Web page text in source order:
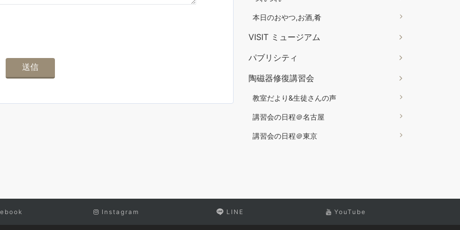
本日のおやつ,お酒,肴
VISIT ミュージアム
パブリシティ
陶磁器修復講習会
教室だより&生徒さんの声
講習会の日程＠名古屋
講習会の日程＠東京
Instagram LINE YouTube